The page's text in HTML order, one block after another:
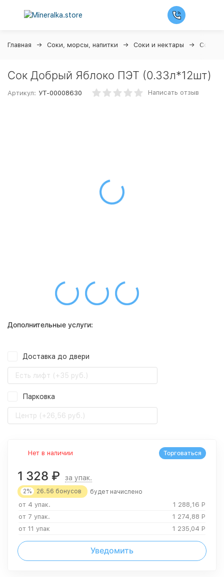
Главная Соки, морсы, напитки Соки и нектары Сок
Сок Добрый Яблоко ПЭТ (0.33л*12шт)
Артикул: УТ-00008630 Написать отзыв
Дополнительные услуги:
Доставка до двери
Есть лифт (+35 руб.)
Парковка
Центр (+26,56 руб.)
Нет в наличии
1 328 ₽ за упак.
2% 26.56 бонусов будет начислено
от 4 упак. 1 288,16 Р
от 7 упак.
1 274,88 Р
от 11 упак
1 235,04 Р
Уведомить
Торговаться